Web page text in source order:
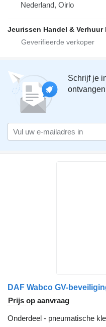
Nederland, Oirlo
Jeurissen Handel & Verhuur
Schrijf je
Prijs op aanvraag
Onderdeel - pneumatische